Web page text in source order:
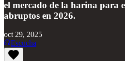
el mercado de la harina para
abruptos en 2026.
oct 29, 2025
Escucha